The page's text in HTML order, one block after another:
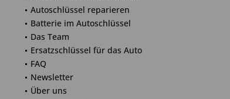
Autoschlüssel reparieren
Batterie im Autoschlüssel
Das Team
Ersatzschlüssel für das Auto
FAQ
Newsletter
Über uns